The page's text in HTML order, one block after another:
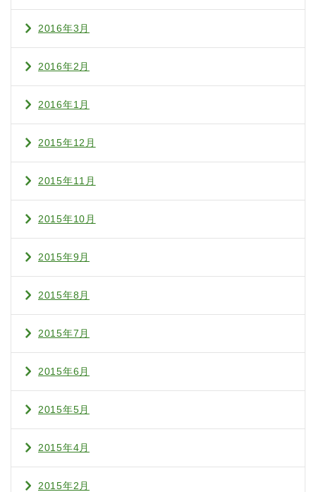
2016年3月
2016年2月
2016年1月
2015年12月
2015年11月
2015年10月
2015年9月
2015年8月
2015年7月
2015年6月
2015年5月
2015年4月
2015年2月